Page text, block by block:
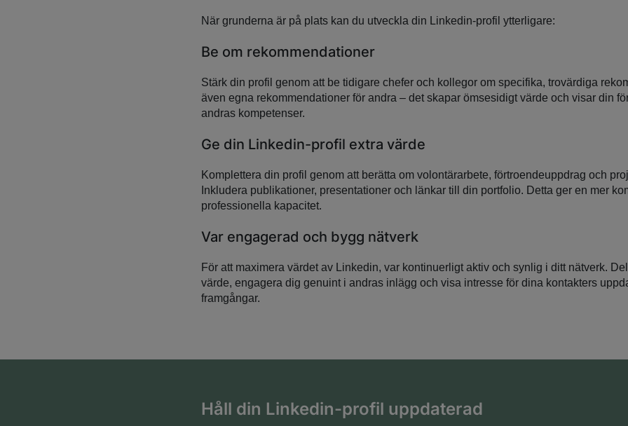
När grunderna är på plats kan du utveckla din Linkedin-profil ytterligare:
Be om rekommendationer
Stärk din profil genom att be tidigare chefer och kollegor om specifika, trovärdiga
även egna rekommendationer för andra – det skapar ömsesidigt värde och visar din
andras kompetenser.
Ge din Linkedin-profil extra värde
Komplettera din profil genom att berätta om volontärarbete, förtroendeuppdrag och
Inkludera publikationer, presentationer och länkar till din portfolio. Detta ger en mer
professionella kapacitet.
Var engagerad och bygg nätverk
För att maximera värdet av Linkedin, var kontinuerligt aktiv och synlig i ditt nätverk.
värde, engagera dig genuint i andras inlägg och visa intresse för dina kontakters
framgångar.
Håll din Linkedin-profil uppdaterad